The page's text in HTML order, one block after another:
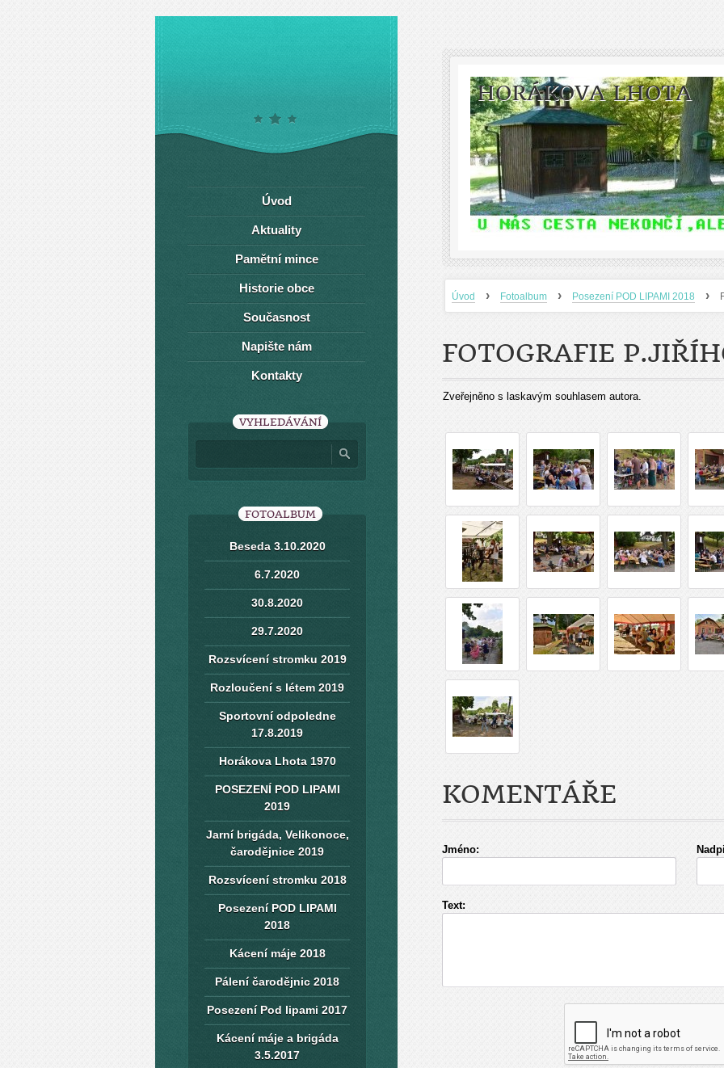
HORÁKOVA LHOTA
Úvod › Fotoalbum › Posezení POD LIPAMI 2018 ›
FOTOGRAFIE
Zveřejněno s laskavým souhlasem autora.
KOMENTÁŘE
Jméno:
Text:
Úvod
Aktuality
Pamětní mince
Historie obce
Současnost
Napište nám
Kontakty
VYHLEDÁVÁNÍ
FOTOALBUM
Beseda 3.10.2020
6.7.2020
30.8.2020
29.7.2020
Rozsvícení stromku 2019
Rozloučení s létem 2019
Sportovní odpoledne
17.8.2019
Horákova Lhota 1970
POSEZENÍ POD LIPAMI
2019
Jarní brigáda, Velikonoce,
čarodějnice 2019
Rozsvícení stromku 2018
Posezení POD LIPAMI
2018
Kácení máje 2018
Pálení čarodějnic 2018
Posezení Pod lipami 2017
Kácení máje a brigáda
3.5.2017